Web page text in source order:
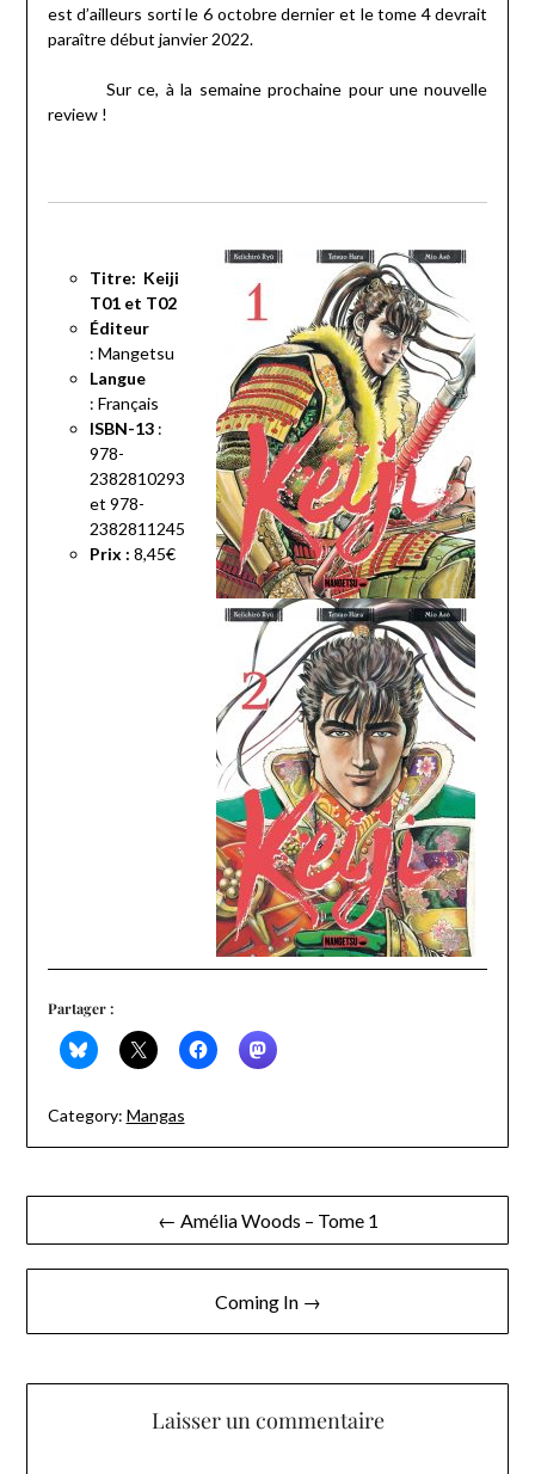
est d’ailleurs sorti le 6 octobre dernier et le tome 4 devrait
paraître début janvier 2022.
Sur ce, à la semaine prochaine pour une nouvelle
review !
Titre: Keiji
T01 et T02
Éditeur
: Mangetsu
Langue
: Français
ISBN-13:
978-
2382810293
et 978-
2382811245
Prix : 8,45€
Partager :
Category: Mangas
Navigation
de
← Amélia Woods – Tome 1
Coming In →
Laisser un commentaire